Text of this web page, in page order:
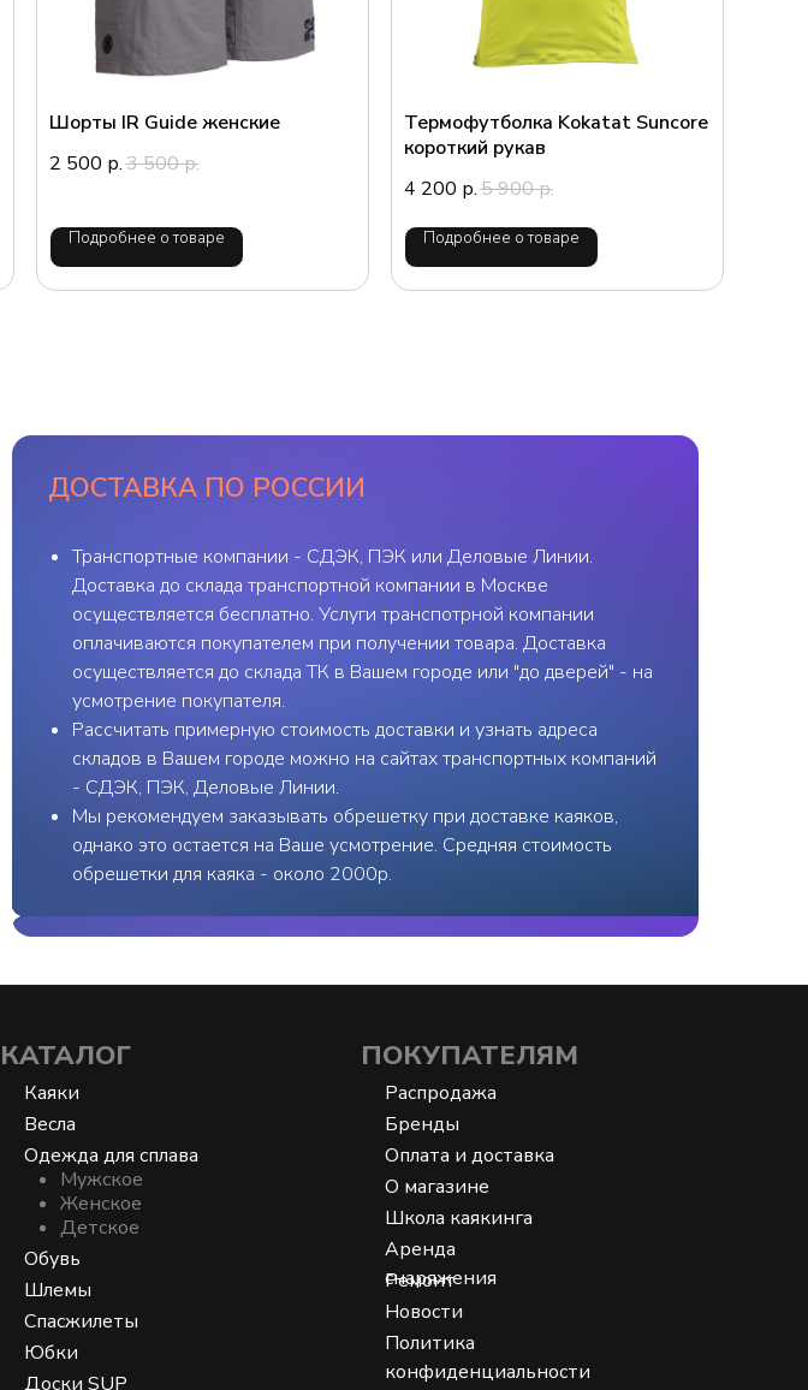
Шорты IR Guide женские
2 500 р.3 500р.
Подробнее о товаре
Термофутболка Kokatat Suncore
короткий рукав
4 200 р.5 900р.
Подробнее о товаре
ДОСТАВКА ПО РОССИИ
Транспортные компании - СДЭК, ПЭК или Деловые Линии.
Доставка до склада транспортной компании в Москве
осуществляется бесплатно. Услуги транспотрной компании
оплачиваются покупателем при получении товара. Доставка
осуществляется до склада ТК в Вашем городе или "до дверей" - на
усмотрение покупателя.
Рассчитать примерную стоимость доставки и узнать адреса
складов в Вашем городе можно на сайтах транспортных компаний
- СДЭК, ПЭК, Деловые Линии.
Мы рекомендуем заказывать обрешетку при доставке каяков,
однако это остается на Ваше усмотрение. Средняя стоимость
обрешетки для каяка - около 2000р.
КАТАЛОГ
Каяки
Весла
Одежда для сплава
Мужское
Женское
Детское
Обувь
Шлемы
Спасжилеты
Юбки
Доски SUP
ПОКУПАТЕЛЯМ
Распродажа
Бренды
Оплата и доставка
О магазине
Школа каякинга
Аренда
снаряжения
Ремонт
Новости
Политика
конфиденциальности